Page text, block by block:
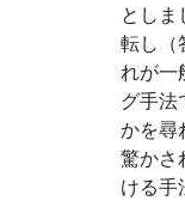
としま
転し（
れが一
グ手法
かを尋
驚かさ
ける手